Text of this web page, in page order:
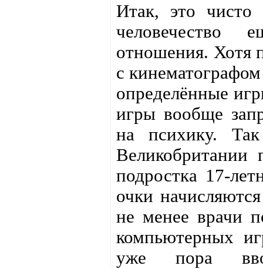
Итак, это чисто
человечество
отношения. Хотя
с
определённые
игры вообще
на психику.
Великобритании
подростка 17-
очки
не менее врачи
компьютерных
уже пора